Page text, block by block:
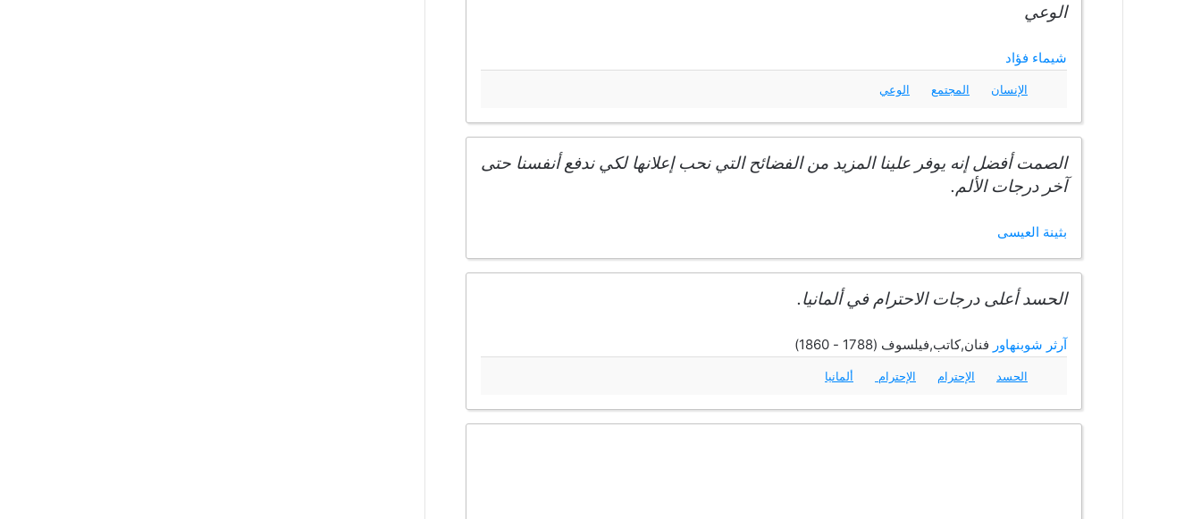
الوعي
شيماء فؤاد
الإنسان المجتمع الوعي
الصمت أفضل إنه يوفر علينا المزيد من الفضائح التي نحب إعلانها لكي ندفع أنفسنا حتى
آخر درجات الألم.
بثينة العيسى
الحسد أعلى درجات الاحترام في ألمانيا.
آرثر شوبنهاور فنان,كاتب,فيلسوف (1788 - 1860)
الحسد الإحترام الإحترام ألمانيا